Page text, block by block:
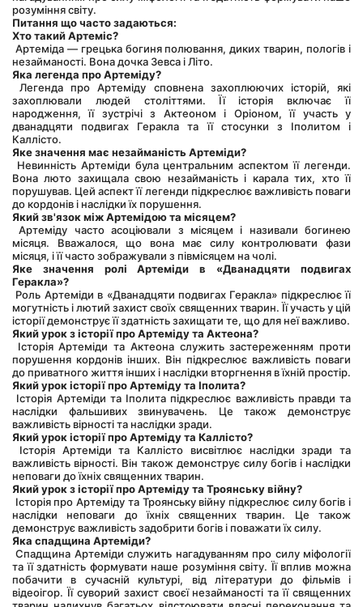
розуміння світу.
Питання що часто задаються:
Хто такий Артеміс?
незайманості. Вона дочка Зевса і Літо.
Яка легенда про Артеміду?
Легенда про Артеміду сповнена захоплюючих історій, які
захоплювали людей століттями. Її історія включає її
народження, її зустрічі з Актеоном і Оріоном, її участь у
дванадцяти подвигах Геракла та її стосунки з Іполитом і
Каллісто.
Яке значення має незайманість Артеміди?
Вона люто захищала свою незайманість і карала тих, хто її
порушував. Цей аспект її легенди підкреслює важливість поваги
до кордонів і наслідки їх порушення.
Який зв'язок між Артемідою та місяцем?
Артеміду часто асоціювали з місяцем і називали богинею
місяця. Вважалося, що вона має силу контролювати фази
місяця, і її часто зображували з півмісяцем на чолі.
Яке значення ролі Артеміди в «Дванадцяти подвигах
Геракла»?
могутність і лютий захист своїх священних тварин. Її участь у цій
історії демонструє її здатність захищати те, що для неї важливо.
Який урок з історії про Артеміду та Актеона?
порушення кордонів інших. Він підкреслює важливість поваги
до приватного життя інших і наслідки вторгнення в їхній простір.
Який урок історії про Артеміду та Іполита?
наслідки фальшивих звинувачень. Це також демонструє
важливість вірності та наслідки зради.
Який урок історії про Артеміду та Каллісто?
важливість вірності. Він також демонструє силу богів і наслідки
неповаги до їхніх священних тварин.
Який урок з історії про Артеміду та Троянську війну?
наслідки неповаги до їхніх священних тварин. Це також
демонструє важливість задобрити богів і поважати їх силу.
Яка спадщина Артеміди?
Спадщина Артеміди служить нагадуванням про силу міфології
та її здатність формувати наше розуміння світу. Її вплив можна
побачити в сучасній культурі, від літератури до фільмів і
відеоігор. Її суворий захист своєї незайманості та її священних